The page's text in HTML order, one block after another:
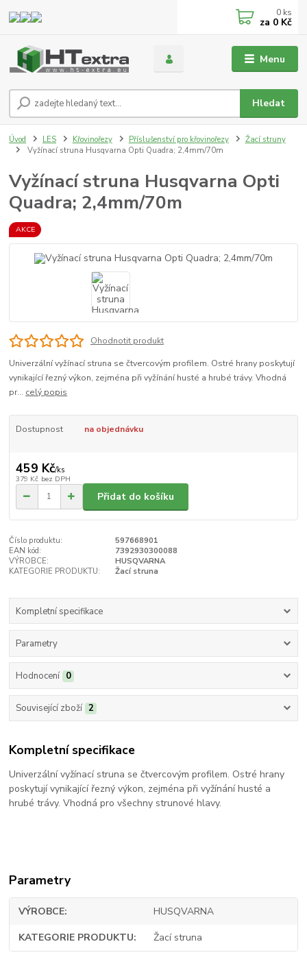
Menu
Hledat
0 ks
za 0 Kč
Úvod LES Křovinořezy Příslušenství pro křovinořezy
Žací struny
Vyžínací struna Husqvarna Opti Quadra; 2,4mm/70m
Vyžínací struna Husqvarna Opti
Quadra; 2,4mm/70m
AKCE
Ohodnotit produkt
Univerzální vyžínací struna se čtvercovým profilem. Ostré hrany poskytují
vynikající řezný výkon, zejména při vyžínání husté a hrubé trávy. Vhodná
pr... celý popis
Dostupnost na objednávku
459 Kč/ks
379 Kč bez DPH
Přidat do košíku
Číslo produktu:
597668901
EAN kód:
7392930300088
VÝROBCE:
HUSQVARNA
KATEGORIE PRODUKTU:
Žací struna
Kompletní specifikace
Parametry
Hodnocení 0
Související zboží 2
Kompletní specifikace
Univerzální vyžínací struna se čtvercovým profilem. Ostré hrany
poskytují vynikající řezný výkon, zejména při vyžínání husté a
hrubé trávy. Vhodná pro všechny strunové hlavy.
Parametry
VÝROBCE HUSQVARNA
KATEGORIE PRODUKTU Žací struna